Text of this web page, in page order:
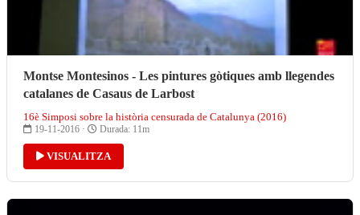
Montse Montesinos - Les pintures gòtiques amb llegendes
catalanes de Casaus de Larbost
16è Simposi sobre la història censurada de Catalunya (2016)
19-11-2016 · Durada: 11m
VISUALITZA